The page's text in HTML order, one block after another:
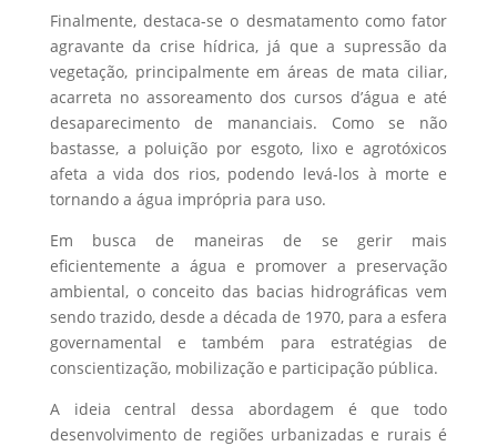
Finalmente, destaca-se o desmatamento como fator
agravante da crise hídrica, já que a supressão da
vegetação, principalmente em áreas de mata ciliar,
acarreta no assoreamento dos cursos d’água e até
desaparecimento de mananciais. Como se não
bastasse, a poluição por esgoto, lixo e agrotóxicos
afeta a vida dos rios, podendo levá-los à morte e
tornando a água imprópria para uso.
Em busca de maneiras de se gerir mais
eficientemente a água e promover a preservação
ambiental, o conceito das bacias hidrográficas vem
sendo trazido, desde a década de 1970, para a esfera
governamental e também para estratégias de
conscientização, mobilização e participação pública.
A ideia central dessa abordagem é que todo
desenvolvimento de regiões urbanizadas e rurais é